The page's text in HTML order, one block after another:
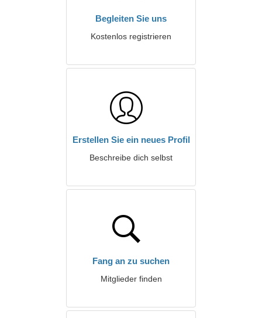
Begleiten Sie uns
Kostenlos registrieren
Erstellen Sie ein neues Profil
Beschreibe dich selbst
Fang an zu suchen
Mitglieder finden